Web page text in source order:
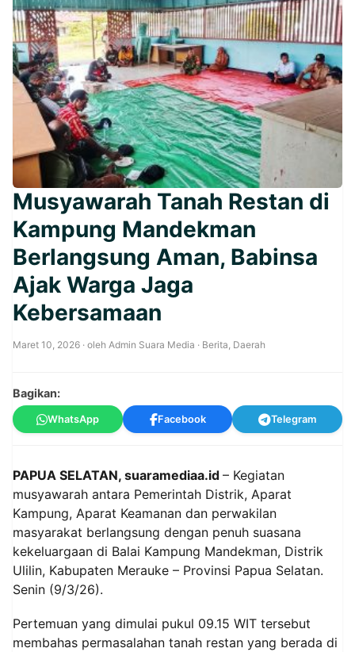
Musyawarah Tanah Restan di
Kampung Mandekman
Berlangsung Aman, Babinsa
Ajak Warga Jaga
Kebersamaan
Maret 10, 2026 · oleh Admin Suara Media · Berita, Daerah
Bagikan:
WhatsApp Facebook Telegram
PAPUA SELATAN, suaramediaa.id – Kegiatan
musyawarah antara Pemerintah Distrik, Aparat
Kampung, Aparat Keamanan dan perwakilan
masyarakat berlangsung dengan penuh suasana
kekeluargaan di Balai Kampung Mandekman, Distrik
Ulilin, Kabupaten Merauke – Provinsi Papua Selatan.
Senin (9/3/26).
Pertemuan yang dimulai pukul 09.15 WIT tersebut
membahas permasalahan tanah restan yang berada di